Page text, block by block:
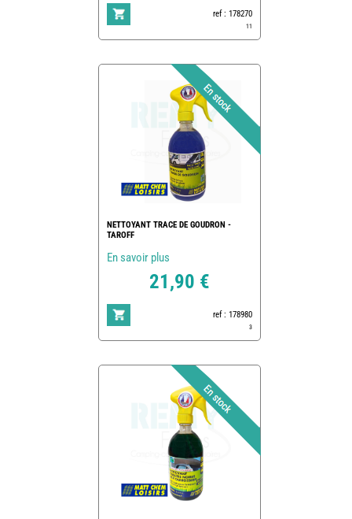
ref : 178270
11
NETTOYANT TRACE DE GOUDRON -
TAROFF
En savoir plus
21,90 €
ref : 178980
3